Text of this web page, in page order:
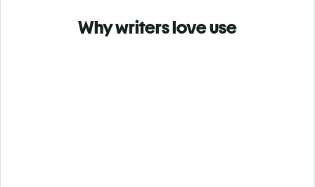
Why writers love use